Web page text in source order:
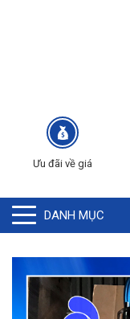
Ưu đãi về giá
DANH MỤC